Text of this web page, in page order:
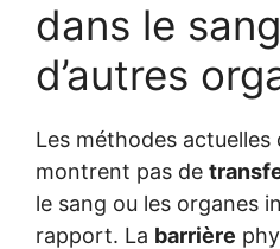
dans le
d’autres
Les méthodes actuelles
montrent pas de
le sang ou les organes
rapport. La barrière